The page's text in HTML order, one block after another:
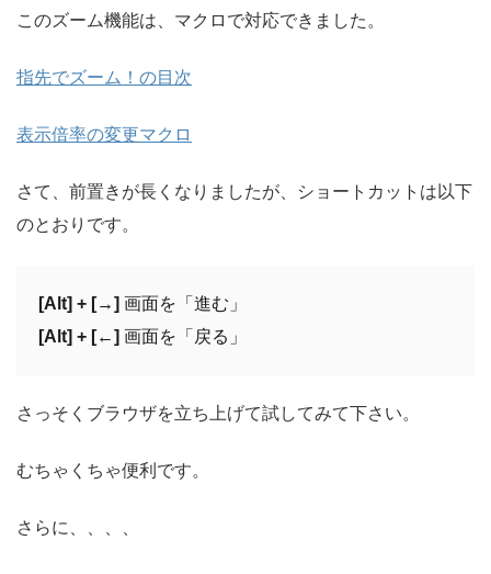
このズーム機能は、マクロで対応できました。
指先でズーム！の目次
表示倍率の変更マクロ
さて、前置きが長くなりましたが、ショートカットは以下
のとおりです。
[Alt] + [→] 画面を「進む」
[Alt] + [←] 画面を「戻る」
さっそくブラウザを立ち上げて試してみて下さい。
むちゃくちゃ便利です。
さらに、、、、